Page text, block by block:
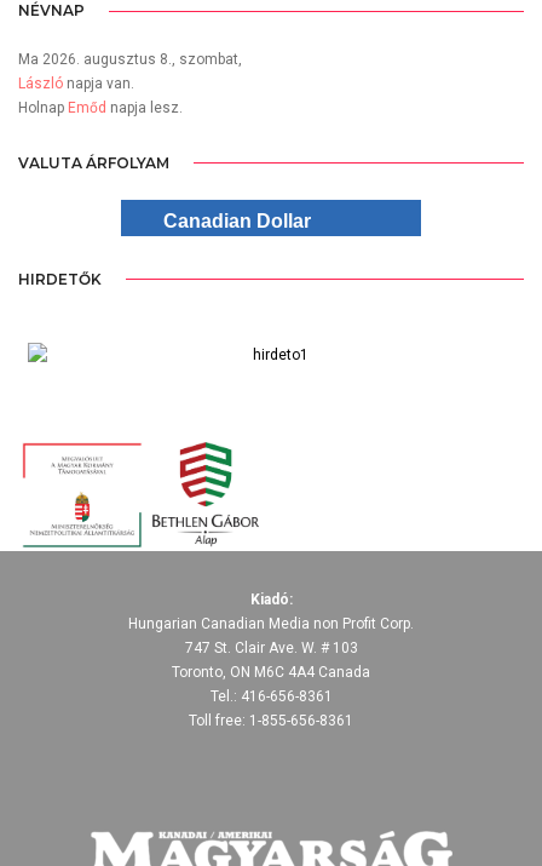
NÉVNAP
Ma 2026. augusztus 8., szombat,
László napja van.
Holnap Emőd napja lesz.
VALUTA ÁRFOLYAM
Canadian Dollar
HIRDETŐK
Kiadó:
Hungarian Canadian Media non Profit Corp.
747 St. Clair Ave. W. # 103
Toronto, ON M6C 4A4 Canada
Tel.: 416-656-8361
Toll free: 1-855-656-8361